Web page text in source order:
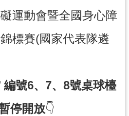
運動會暨全國身心障
標賽(國家代表隊遴
編號6、7、8號桌球檯
停開放👇